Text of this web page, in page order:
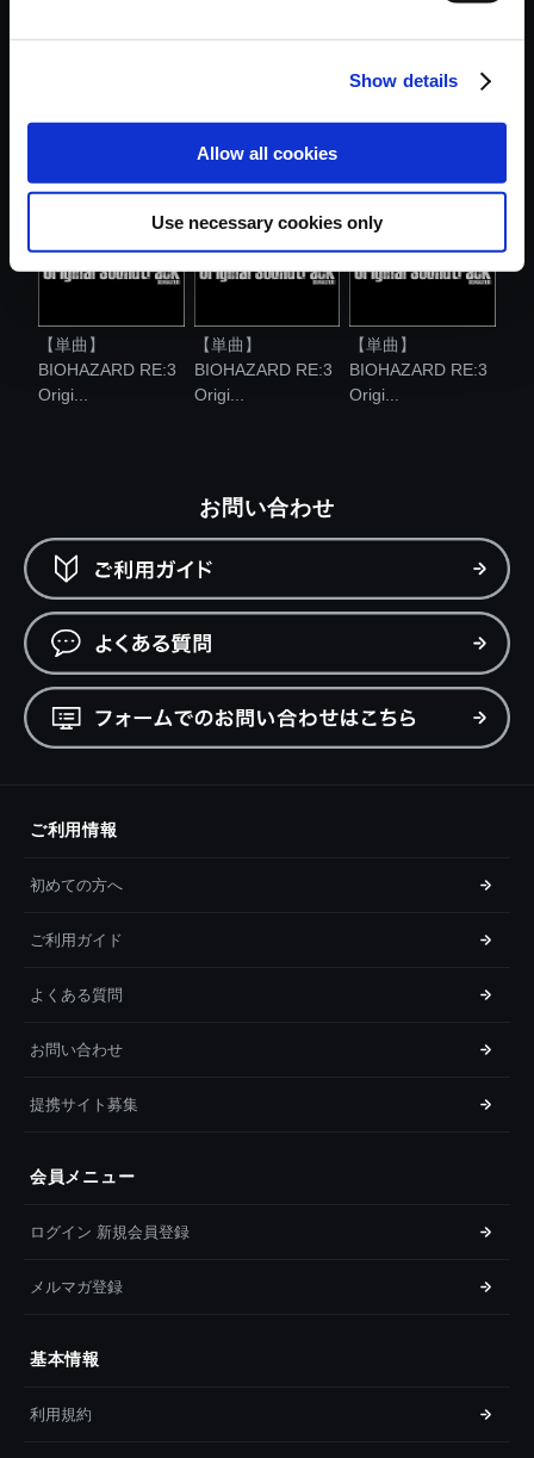
Show details
Allow all cookies
Use necessary cookies only
【単曲】
【単曲】
BIOHAZARD RE:3
Origi...
【単曲】
BIOHAZARD RE:3
Origi...
【単曲】
BIOHAZARD RE:3
Origi...
お問い合わせ
ご利用情報
初めての方へ
ご利用ガイド
よくある質問
お問い合わせ
提携サイト募集
会員メニュー
ログイン 新規会員登録
メルマガ登録
基本情報
利用規約